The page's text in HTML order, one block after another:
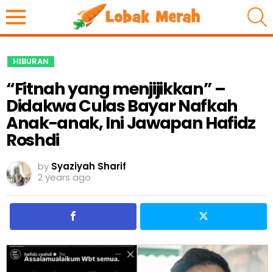
HIBURAN
“Fitnah yang menjijikkan” –
Didakwa Culas Bayar Nafkah
Anak-anak, Ini Jawapan Hafidz
Roshdi
by Syaziyah Sharif
2 years ago